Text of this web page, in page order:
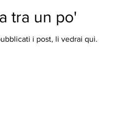
tra un po'
i post, li vedrai qui.